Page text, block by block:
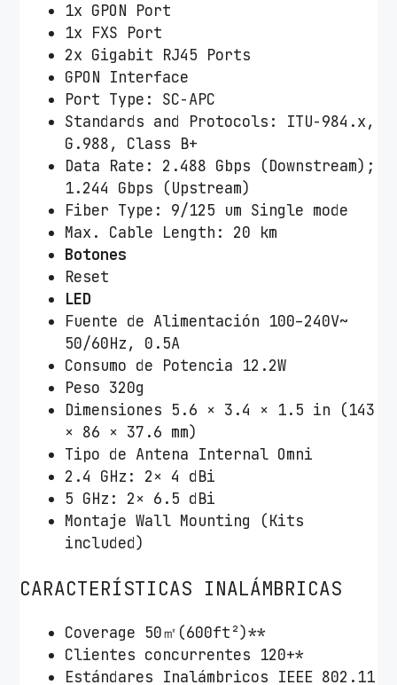
1x GPON Port
1x FXS Port
2x Gigabit RJ45 Ports
GPON Interface
Port Type: SC-APC
Standards and Protocols: ITU-984.x,
G.988, Class B+
Data Rate: 2.488 Gbps (Downstream);
1.244 Gbps (Upstream)
Fiber Type: 9/125 um Single mode
Max. Cable Length: 20 km
Botones
Reset
LED
Fuente de Alimentación 100–240V~
50/60Hz, 0.5A
Consumo de Potencia 12.2W
Peso 320g
Dimensiones 5.6 × 3.4 × 1.5 in (143
× 86 × 37.6 mm)
Tipo de Antena Internal Omni
2.4 GHz: 2× 4 dBi
5 GHz: 2× 6.5 dBi
Montaje Wall Mounting (Kits
included)
CARACTERÍSTICAS INALÁMBRICAS
Coverage 50㎡(600ft²)**
Clientes concurrentes 120+*
Estándares Inalámbricos IEEE 802.11